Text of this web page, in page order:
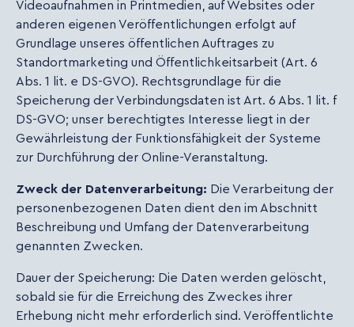
Videoaufnahmen in Printmedien, auf Websites oder
anderen eigenen Veröffentlichungen erfolgt auf
Grundlage unseres öffentlichen Auftrages zu
Standortmarketing und Öffentlichkeitsarbeit (Art. 6
Abs. 1 lit. e DS-GVO). Rechtsgrundlage für die
Speicherung der Verbindungsdaten ist Art. 6 Abs. 1 lit. f
DS-GVO; unser berechtigtes Interesse liegt in der
Gewährleistung der Funktionsfähigkeit der Systeme
zur Durchführung der Online-Veranstaltung.
Zweck der Datenverarbeitung: Die Verarbeitung der
personenbezogenen Daten dient den im Abschnitt
Beschreibung und Umfang der Datenverarbeitung
genannten Zwecken.
Dauer der Speicherung: Die Daten werden gelöscht,
sobald sie für die Erreichung des Zweckes ihrer
Erhebung nicht mehr erforderlich sind. Veröffentlichte